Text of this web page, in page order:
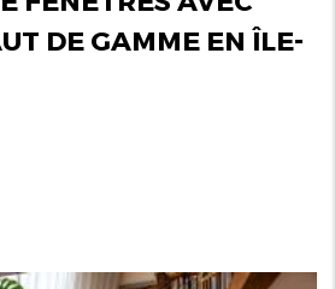
DE GAMME EN ÎLE-